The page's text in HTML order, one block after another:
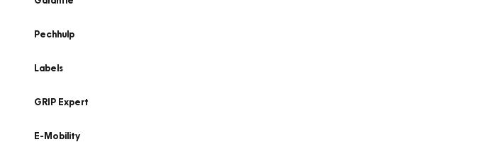
Pechhulp
Labels
GRIP Expert
E-Mobility